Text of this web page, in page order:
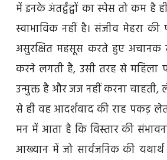
में इनके अंतर्द्वंद्वों का स्पेस तो कम है
स्वाभाविक नहीं है। संजीव मेहरा की
असुरक्षित महसूस करते हुए
करने लगती है, उसी तरह से महिला
उन्मुक्त है और जज नहीं करना
से ही वह आदर्शवाद की राह पकड़
मन में आता है कि विस्तार की
आख्यान में जो सार्वजनिक की यथार्थ